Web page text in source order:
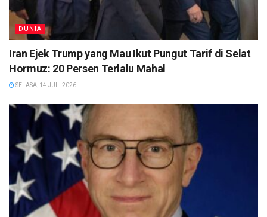
DUNIA
Iran Ejek Trump yang Mau Ikut Pungut Tarif di Selat
Hormuz: 20 Persen Terlalu Mahal
SELASA, 14 JULI 2026